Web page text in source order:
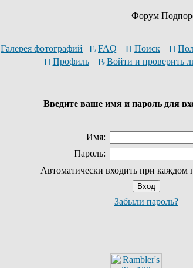
Форум
Галерея фотографий FAQ Поиск
Профиль
Войти и проверить
Введите ваше имя и пароль для
Имя:
Пароль:
Автоматически входить при каждом
Забыли пароль?